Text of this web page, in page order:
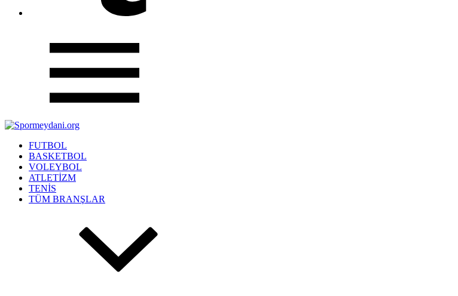
FUTBOL
BASKETBOL
VOLEYBOL
ATLETİZM
TENİS
TÜM BRANŞLAR